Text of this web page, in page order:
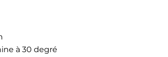
à 30 degré